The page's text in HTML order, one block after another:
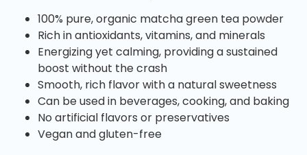
100% pure, organic matcha green tea powder
Rich in antioxidants, vitamins, and minerals
Energizing yet calming, providing a sustained
boost without the crash
Smooth, rich flavor with a natural sweetness
Can be used in beverages, cooking, and baking
No artificial flavors or preservatives
Vegan and gluten-free